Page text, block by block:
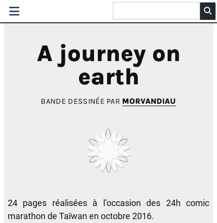
A journey on
earth
BANDE DESSINÉE PAR MORVANDIAU
24 pages réalisées à l’occasion des 24h comic
marathon de Taïwan en octobre 2016.